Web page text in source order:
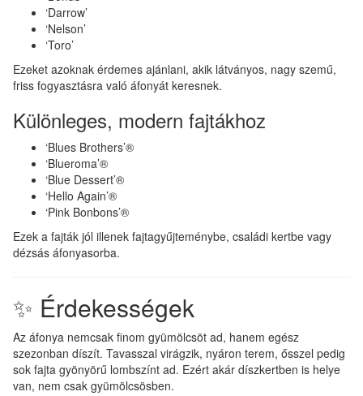
‘Darrow’
‘Nelson’
‘Toro’
Ezeket azoknak érdemes ajánlani, akik látványos, nagy szemű,
friss fogyasztásra való áfonyát keresnek.
Különleges, modern fajtákhoz
‘Blues Brothers’®
‘Blueroma’®
‘Blue Dessert’®
‘Hello Again’®
‘Pink Bonbons’®
Ezek a fajták jól illenek fajtagyűjteménybe, családi kertbe vagy
dézsás áfonyasorba.
✨ Érdekességek
Az áfonya nemcsak finom gyümölcsöt ad, hanem egész
szezonban díszít. Tavasszal virágzik, nyáron terem, ősszel pedig
sok fajta gyönyörű lombszínt ad. Ezért akár díszkertben is helye
van, nem csak gyümölcsösben.